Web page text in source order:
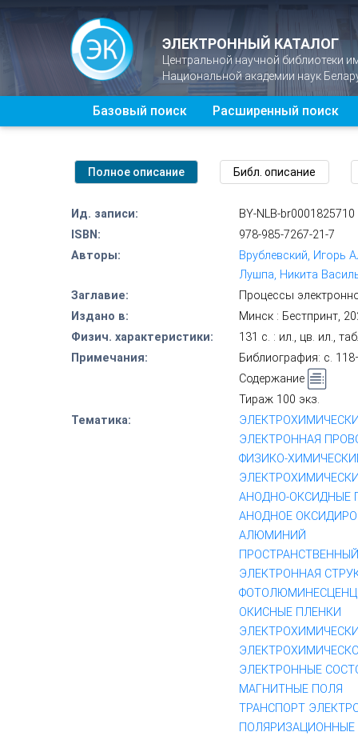
ЭЛЕКТРОННЫЙ КАТАЛОГ
Центральной научной библиотеки
Национальной академии наук
Базовый поиск Расширенный поиск
Ид. записи:
BY-NLB-br0001825710
ISBN:
978-985-7267-21-7
Авторы:
Врублевский, Игорь
Лушпа, Никита
Заглавие:
Процессы
Издано в:
Минск : Бестпринт,
Физич. характеристики:
131 с. : ил., цв. ил.,
Примечания:
Библиография: с.
Содержание
Тираж 100 экз.
Тематика:
ЭЛЕКТРОННАЯ
ФИЗИКО-
АНОДНО-ОКСИДНЫЕ
АНОДНОЕ
АЛЮМИНИЙ
ЭЛЕКТРОННАЯ
ОКИСНЫЕ ПЛЕНКИ
ЭЛЕКТРОННЫЕ
МАГНИТНЫЕ ПОЛЯ
ТРАНСПОРТ
ПОЛЯРИЗАЦИОННЫЕ